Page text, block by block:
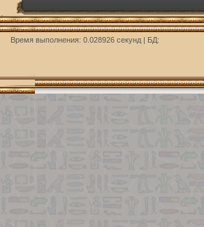
Время выполнения: 0.028926 секунд | БД: